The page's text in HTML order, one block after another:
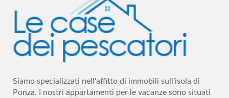
Siamo specializzati nell'affitto di immobili sull'isola di
Ponza. I nostri appartamenti per le vacanze sono situati